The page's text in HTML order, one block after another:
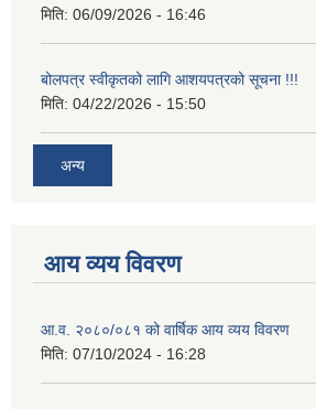
मिति: 06/09/2026 - 16:46
बोलपत्र स्वीकृतको लागि आशयपत्रको सूचना !!!
मिति: 04/22/2026 - 15:50
अन्य
आय व्यय विवरण
आ.व. २०८०/०८१ को वार्षिक आय व्यय विवरण
मिति: 07/10/2024 - 16:28